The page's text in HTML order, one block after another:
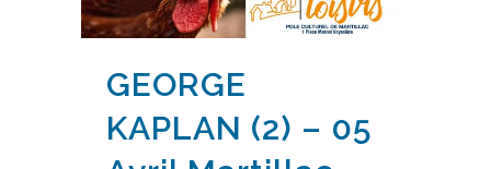
GEORGE
KAPLAN (2) – 05